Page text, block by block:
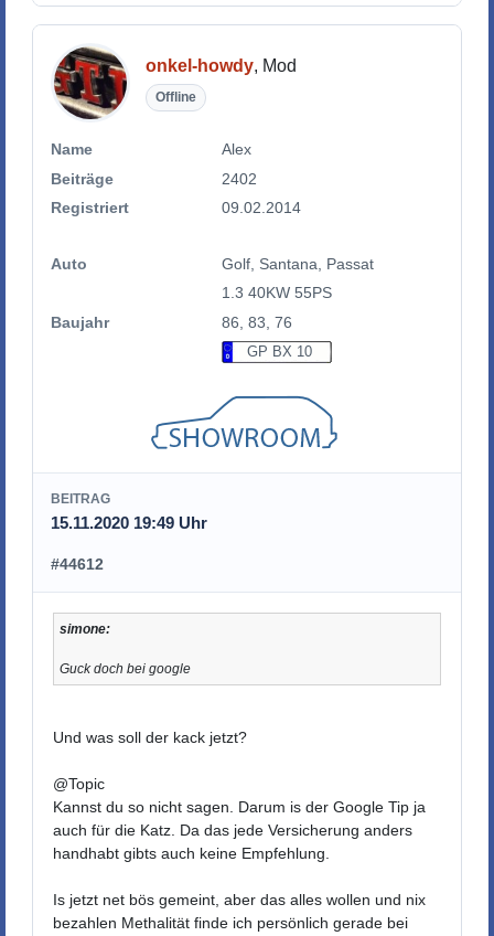
onkel-howdy, Mod
Offline
Name
Alex
Beiträge
2402
Registriert
09.02.2014
Auto
Golf, Santana, Passat
1.3 40KW 55PS
Baujahr
86, 83, 76
GP BX 10
BEITRAG
15.11.2020 19:49 Uhr
#44612
simone:
Guck doch bei google
Und was soll der kack jetzt?
@Topic
Kannst du so nicht sagen. Darum is der Google Tip ja
auch für die Katz. Da das jede Versicherung anders
handhabt gibts auch keine Empfehlung.
Is jetzt net bös gemeint, aber das alles wollen und nix
bezahlen Methalität finde ich persönlich gerade bei